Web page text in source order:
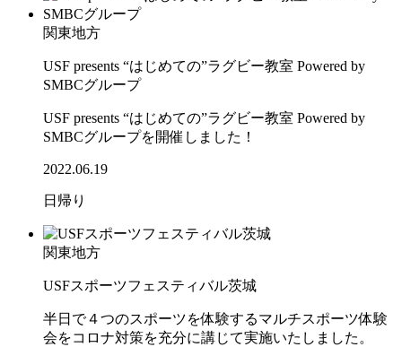
関東地方
USF presents “はじめての”ラグビー教室 Powered by
SMBCグループ
USF presents “はじめての”ラグビー教室 Powered by
SMBCグループを開催しました！
2022.06.19
日帰り
関東地方
USFスポーツフェスティバル茨城
半日で４つのスポーツを体験するマルチスポーツ体験
会をコロナ対策を充分に講じて実施いたしました。